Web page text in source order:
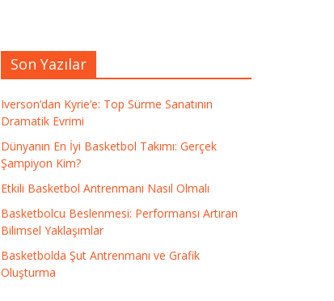
Son Yazılar
Iverson’dan Kyrie’e: Top Sürme Sanatının
Dramatik Evrimi
Dünyanın En İyi Basketbol Takımı: Gerçek
Şampiyon Kim?
Etkili Basketbol Antrenmanı Nasıl Olmalı
Basketbolcu Beslenmesi: Performansı Artıran
Bilimsel Yaklaşımlar
Basketbolda Şut Antrenmanı ve Grafik
Oluşturma